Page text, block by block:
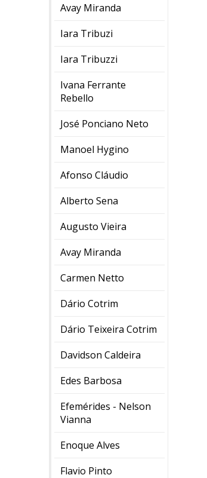
Avay Miranda
Iara Tribuzi
Iara Tribuzzi
Ivana Ferrante
Rebello
José Ponciano Neto
Manoel Hygino
Afonso Cláudio
Alberto Sena
Augusto Vieira
Avay Miranda
Carmen Netto
Dário Cotrim
Dário Teixeira Cotrim
Davidson Caldeira
Edes Barbosa
Efemérides - Nelson
Vianna
Enoque Alves
Flavio Pinto